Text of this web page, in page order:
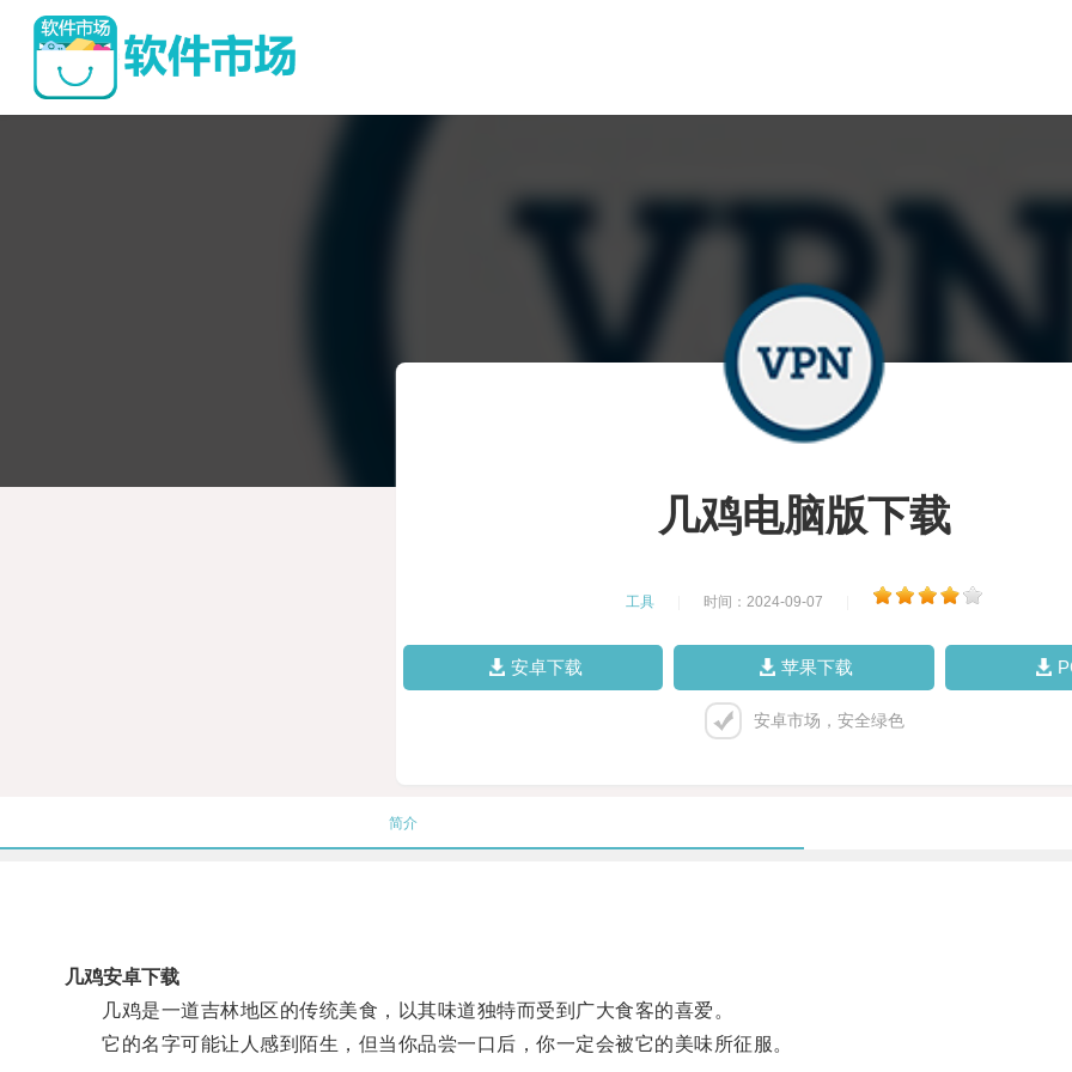
几鸡电脑版下载
工具 时间：2024-09-07
安卓下载 苹果下载
安卓市场，安全绿色
简介
几鸡安卓下载
几鸡是一道吉林地区的传统美食，以其味道独特而受到广大食客的喜爱。
它的名字可能让人感到陌生，但当你品尝一口后，你一定会被它的美味所征服。